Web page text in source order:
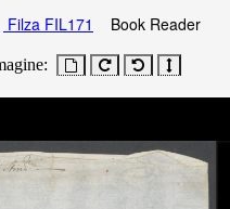
Filza FIL171 Book Reader